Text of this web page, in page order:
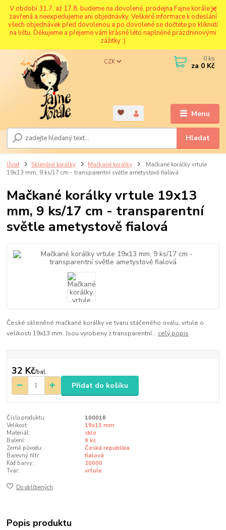
V období 31.7. až 17.8. budeme na dovolené, prodejna Fajne korále je
zavřená a neexpedujeme ani objednávky. Veškeré informace k odeslání
všech objednávek před dovolenou a po dovolené se dočtete po kliknutí
na lištu. Děkujeme a přejeme vám krásné léto naplněné prázdninovými
zážitky :)
Menu
CZK
Hledat
0 ks
za 0 Kč
Úvod Skleněné korálky Mačkané korálky
Mačkané korálky vrtule
19x13 mm, 9 ks/17 cm - transparentní světle ametystově fialová
Mačkané korálky vrtule 19x13
mm, 9 ks/17 cm - transparentní
světle ametystově fialová
České skleněné mačkané korálky ve tvaru stáčeného oválu, vrtule o
velikosti 19x13 mm. Jsou vyrobeny z transparentní... celý popis
32 Kč/bal.
Přidat do košíku
Číslo produktu:
100016
Velikost:
19x13 mm
Materiál:
sklo
Balení:
9 ks
Země původu:
Česká republika
Barevný filtr:
fialová
Kód barvy:
20000
Tvar:
vrtule
Do oblíbených
Popis produktu